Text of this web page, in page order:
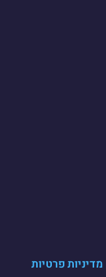
מדיניות פרטיות